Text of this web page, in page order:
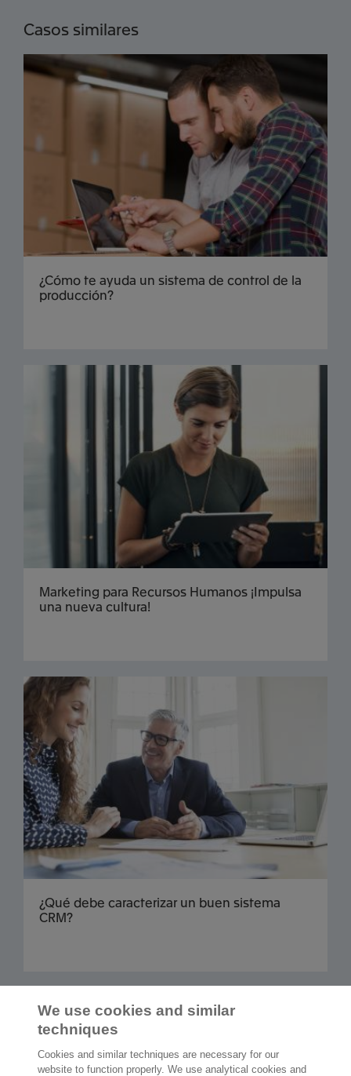
Casos similares
¿Cómo te ayuda un sistema de control de la
producción?
Marketing para Recursos Humanos ¡Impulsa
una nueva cultura!
¿Qué debe caracterizar un buen sistema
CRM?
We use cookies and similar
techniques
Cookies and similar techniques are necessary for our
website to function properly. We use analytical cookies and